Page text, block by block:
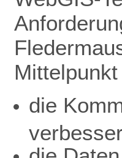
die